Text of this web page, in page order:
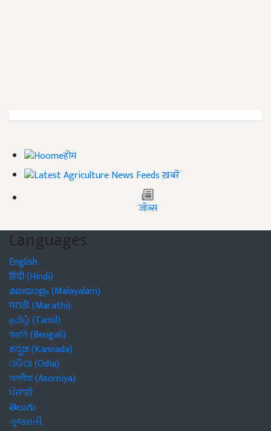
होम
ख़बरें
जॉब्स
Languages
English
हिंदी (Hindi)
മലയാളം (Malayalam)
मराठी (Marathi)
தமிழ் (Tamil)
বাঙালি (Bengali)
ಕನ್ನಡ (Kannada)
ଓଡିଆ (Odia)
অসমীয়া (Asomiya)
ਪੰਜਾਬੀ
తెలుగు
ગુજરાતી